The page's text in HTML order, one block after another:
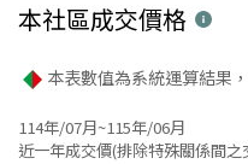
本社區成交價格
本表數值為系統運算結果
114年/07月~115年/06月
近一年成交價(排除特殊關係間之